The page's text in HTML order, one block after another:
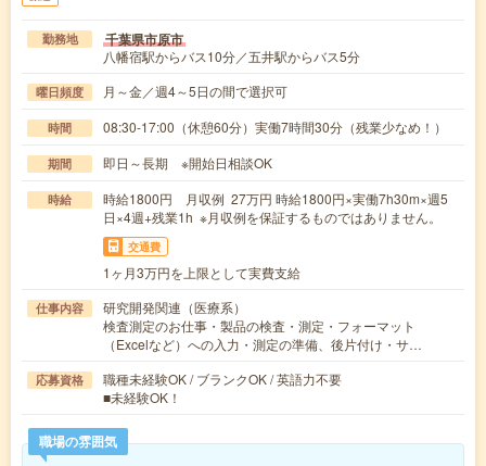
勤務地 千葉県市原市
八幡宿駅からバス10分／五井駅からバス5分
曜日頻度 月～金／週4～5日の間で選択可
時間 08:30-17:00（休憩60分）実働7時間30分（残業少なめ！）
期間 即日～長期 ※開始日相談OK
時給
時給1800円 月収例 27万円 時給1800円×実働7h30m×週5
日×4週+残業1h ※月収例を保証するものではありません。
交通費
1ヶ月3万円を上限として実費支給
仕事内容
研究開発関連（医療系）
検査測定のお仕事・製品の検査・測定・フォーマット
（Excelなど）への入力・測定の準備、後片付け・サ…
応募資格
職種未経験OK / ブランクOK / 英語力不要
■未経験OK！
職場の雰囲気